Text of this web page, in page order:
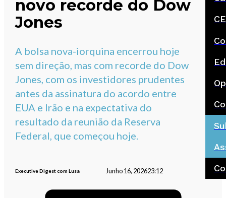
novo recorde do Dow
Jones
A bolsa nova-iorquina encerrou hoje
sem direção, mas com recorde do Dow
Jones, com os investidores prudentes
antes da assinatura do acordo entre
EUA e Irão e na expectativa do
resultado da reunião da Reserva
Federal, que começou hoje.
Executive Digest com Lusa Junho 16, 202623:12